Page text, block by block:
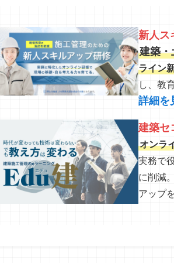
新人ス
建築・
ライン
し、教
詳細を
建築セ
オンラ
実務で
に削減
アップ